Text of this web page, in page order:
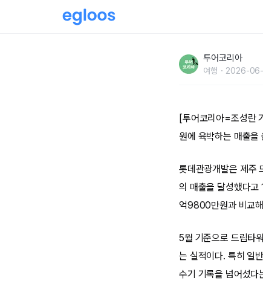
투어코리아
여행 2026-
[투어코리아=조성란
원에 육박하는 매출을
롯데관광개발은 제주
의 매출을 달성했다
억9800만원과 비교
5월 기준으로 드림타
는 실적이다. 특히 일
수기 기록을 넘어섰다